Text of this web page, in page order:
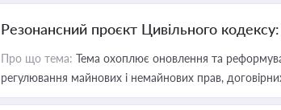
Резонансний проєкт Цивільного кодексу:
Про що тема: Тема охоплює оновлення та
регулювання майнових і немайнових прав,